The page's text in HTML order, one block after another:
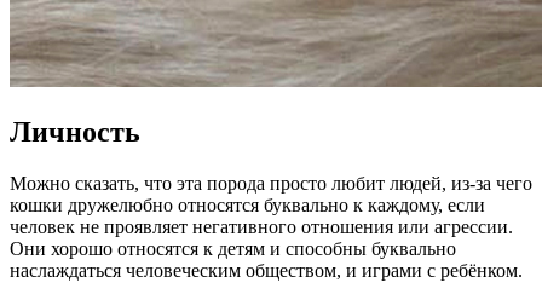
Личность
Можно сказать, что эта порода просто любит людей, из-за чего
кошки дружелюбно относятся буквально к каждому, если
человек не проявляет негативного отношения или агрессии.
Они хорошо относятся к детям и способны буквально
наслаждаться человеческим обществом, и играми с ребёнком.